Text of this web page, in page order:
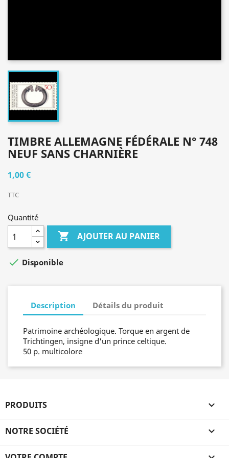
TIMBRE ALLEMAGNE FÉDÉRALE N° 748
NEUF SANS CHARNIÈRE
1,00 €
TTC
Quantité
 AJOUTER AU PANIER
 Disponible
Description Détails du produit
Patrimoine archéologique. Torque en argent de
Trichtingen, insigne d'un prince celtique.
50 p. multicolore
PRODUITS 
NOTRE SOCIÉTÉ 